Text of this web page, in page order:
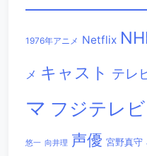
1976年アニメ Netflix
メ キャスト テレ
マ フジテレビ
悠一 向井理 声優 宮野真守